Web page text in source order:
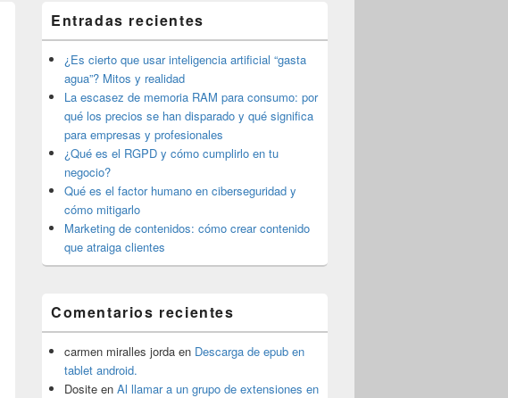
Navegador
imágenes
área
de
widget
barra
lateral
primaria
Entradas recientes
¿Es cierto que usar inteligencia artificial “gasta
agua”? Mitos y realidad
La escasez de memoria RAM para consumo: por
qué los precios se han disparado y qué significa
para empresas y profesionales
¿Qué es el RGPD y cómo cumplirlo en tu
negocio?
Qué es el factor humano en ciberseguridad y
cómo mitigarlo
Marketing de contenidos: cómo crear contenido
que atraiga clientes
Comentarios recientes
carmen miralles jorda en Descarga de epub en
tablet android.
Dosite en Al llamar a un grupo de extensiones en